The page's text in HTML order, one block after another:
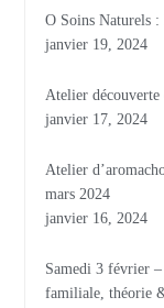
O Soins Naturels
janvier 19, 2024
Atelier
janvier 17, 2024
Atelier
mars 2024
janvier 16, 2024
Samedi 3 février
familiale, théorie